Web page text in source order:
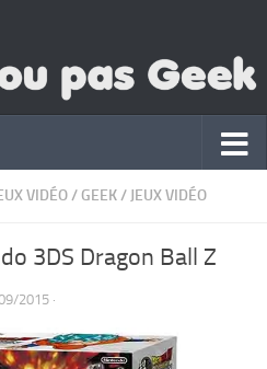
VIDÉO/ GEEK/ JEUX VIDÉO
3DS Dragon Ball Z
2015 ·